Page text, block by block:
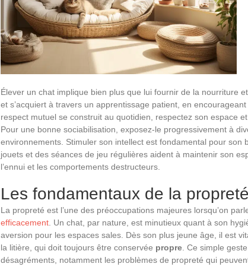
Élever un chat implique bien plus que lui fournir de la nourriture
et s’acquiert à travers un apprentissage patient, en
respect mutuel se construit au quotidien, respectez son espace
Pour une bonne sociabilisation, exposez-le progressivement à
environnements. Stimuler son intellect est fondamental pour son
jouets et des séances de jeu régulières aident à maintenir son
l’ennui et les comportements destructeurs.
Les fondamentaux de la
La propreté est l’une des préoccupations majeures lorsqu’on
efficacement . Un chat, par nature, est minutieux quant à son
aversion pour les espaces sales. Dès son plus jeune âge, il est
la litière, qui doit toujours être conservée propre . Ce simple
désagréments, notamment les problèmes de propreté qui